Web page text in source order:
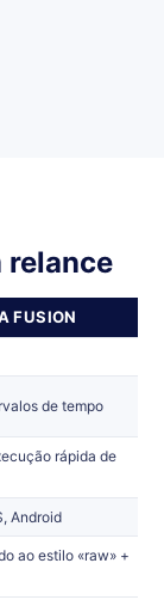
relance
FUSION
de tempo
rápida de
Android
ao estilo «raw» +